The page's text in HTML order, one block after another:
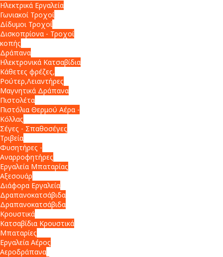
Ηλεκτρικά Εργαλεία
Γωνιακοί Τροχοί
Δίδυμοι Τροχοί
Δισκοπρίονα - Τροχοί
κοπής
Δράπανα
Ηλεκτρονικά Κατσαβίδια
Κάθετες φρέζες,
Ρούτερ,Λειαντήρες
Μαγνητικά Δράπανα
Πιστολέτα
Πιστόλια Θερμού Αέρα -
Κόλλας
Σέγες - Σπαθοσέγες
Τριβεία
Φυσητήρες -
Αναρροφητήρες
Εργαλεία Μπαταρίας
Αξεσουάρ
Διάφορα Εργαλεία
Δραπανοκατσάβιδα
Δραπανοκατσάβιδα
Κρουστικά
Κατσαβίδια Κρουστικά
Μπαταρίες
Εργαλεία Αέρος
Αεροδράπανα